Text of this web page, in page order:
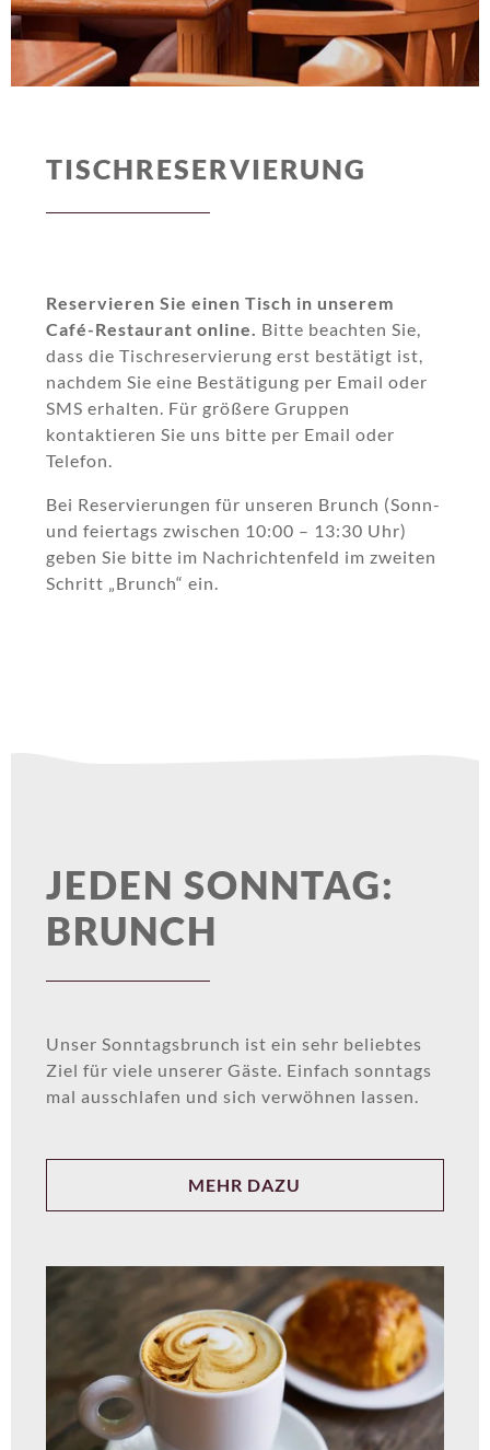
TISCHRESERVIERUNG
Reservieren Sie einen Tisch in unserem
Café-Restaurant online. Bitte beachten Sie,
dass die Tischreservierung erst bestätigt ist,
nachdem Sie eine Bestätigung per Email oder
SMS erhalten. Für größere Gruppen
kontaktieren Sie uns bitte per Email oder
Telefon.
Bei Reservierungen für unseren Brunch (Sonn-
und feiertags zwischen 10:00 – 13:30 Uhr)
geben Sie bitte im Nachrichtenfeld im zweiten
Schritt „Brunch“ ein.
JEDEN SONNTAG:
BRUNCH
Unser Sonntagsbrunch ist ein sehr beliebtes
Ziel für viele unserer Gäste. Einfach sonntags
mal ausschlafen und sich verwöhnen lassen.
MEHR DAZU